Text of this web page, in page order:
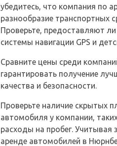
убедитесь, что компания по
разнообразие транспортных
Проверьте, предоставляют
системы навигации GPS и
Сравните цены среди
гарантировать получение
качества и безопасности.
Проверьте наличие скрытых
автомобиля у компании,
расходы на пробег.
аренде автомобилей в